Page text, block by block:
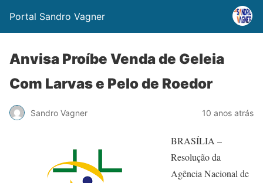
Portal Sandro Vagner
Anvisa Proíbe Venda de Geleia
Com Larvas e Pelo de Roedor
Sandro Vagner 10 anos atrás
BRASÍLIA –
Resolução da
Agência Nacional de